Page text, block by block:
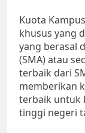
Kuota
khusus yang
yang berasal
(SMA) atau
terbaik dari
memberikan
terbaik untuk
tinggi negeri